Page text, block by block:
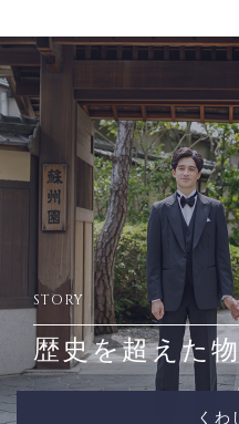
STORY
歴史を超えた
くわ